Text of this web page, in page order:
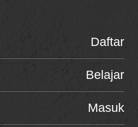
Daftar
Belajar
Masuk